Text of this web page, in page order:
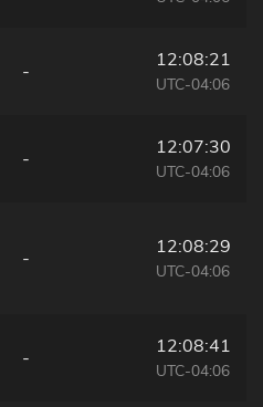
-
12:08:21
UTC-04:06
-
12:07:30
UTC-04:06
-
12:08:29
UTC-04:06
-
12:08:41
UTC-04:06